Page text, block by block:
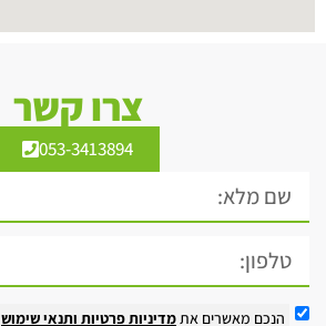
צרו קשר
053-3413894
הנכם מאשרים את מדיניות פרטיות ותנאי שימוש